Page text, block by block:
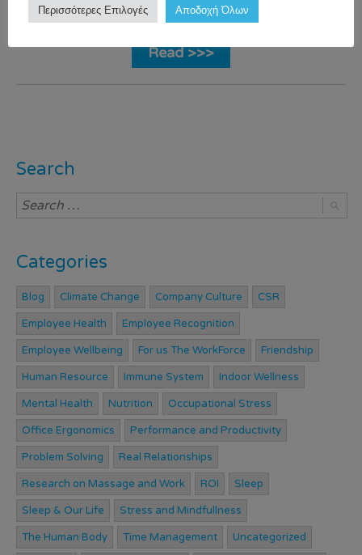
Facts
Read >>>
Search
Categories
Blog Climate Change Company Culture CSR
Employee Health Employee Recognition
Employee Wellbeing For us The WorkForce Friendship
Human Resource Immune System Indoor Wellness
Mental Health Nutrition Occupational Stress
Office Ergonomics Performance and Productivity
Problem Solving Real Relationships
Research on Massage and Work ROI Sleep
Sleep & Our Life Stress and Mindfullness
The Human Body Time Management Uncategorized
Περισσότερες Επιλογές Αποδοχή Όλων